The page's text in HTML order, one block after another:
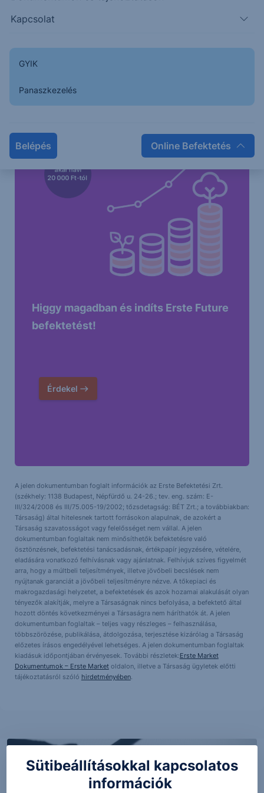
Kapcsolat
GYIK
Panaszkezelés
Belépés Online Befektetés
Higgy magadban és indíts Erste Future
befektetést!
Érdekel
A jelen dokumentumban foglalt információk az Erste Befektetési Zrt.
(székhely: 1138 Budapest, Népfürdő u. 24-26.; tev. eng. szám: E-
III/324/2008 és III/75.005-19/2002; tőzsdetagság: BÉT Zrt.; a továbbiakban:
Társaság) által hitelesnek tartott forrásokon alapulnak, de azokért a
Társaság szavatosságot vagy felelősséget nem vállal. A jelen
dokumentumban foglaltak nem minősíthetők befektetésre való
ösztönzésnek, befektetési tanácsadásnak, értékpapír jegyzésére, vételére,
eladására vonatkozó felhívásnak vagy ajánlatnak. Felhívjuk szíves figyelmét
arra, hogy a múltbeli teljesítmények, illetve jövőbeli becslések nem
nyújtanak garanciát a jövőbeli teljesítményre nézve. A tőkepiaci és
makrogazdasági helyzetet, a befektetések és azok hozamai alakulását olyan
tényezők alakítják, melyre a Társaságnak nincs befolyása, a befektető által
hozott döntés következményei a Társaságra nem háríthatók át. A jelen
dokumentumban foglaltak – teljes vagy részleges – felhasználása,
többszörözése, publikálása, átdolgozása, terjesztése kizárólag a Társaság
előzetes írásos engedélyével lehetséges. A jelen dokumentumban foglaltak
kiadásuk időpontjában érvényesek. További részletek:Erste Market
Dokumentumok – Erste Marketoldalon, illetve a Társaság ügyletek előtti
tájékoztatásról szóló hirdetményében.
Sütibeállításokkal kapcsolatos
információk